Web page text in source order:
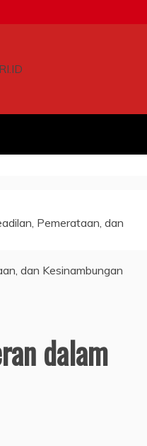
Pemerataan, dan
dalam